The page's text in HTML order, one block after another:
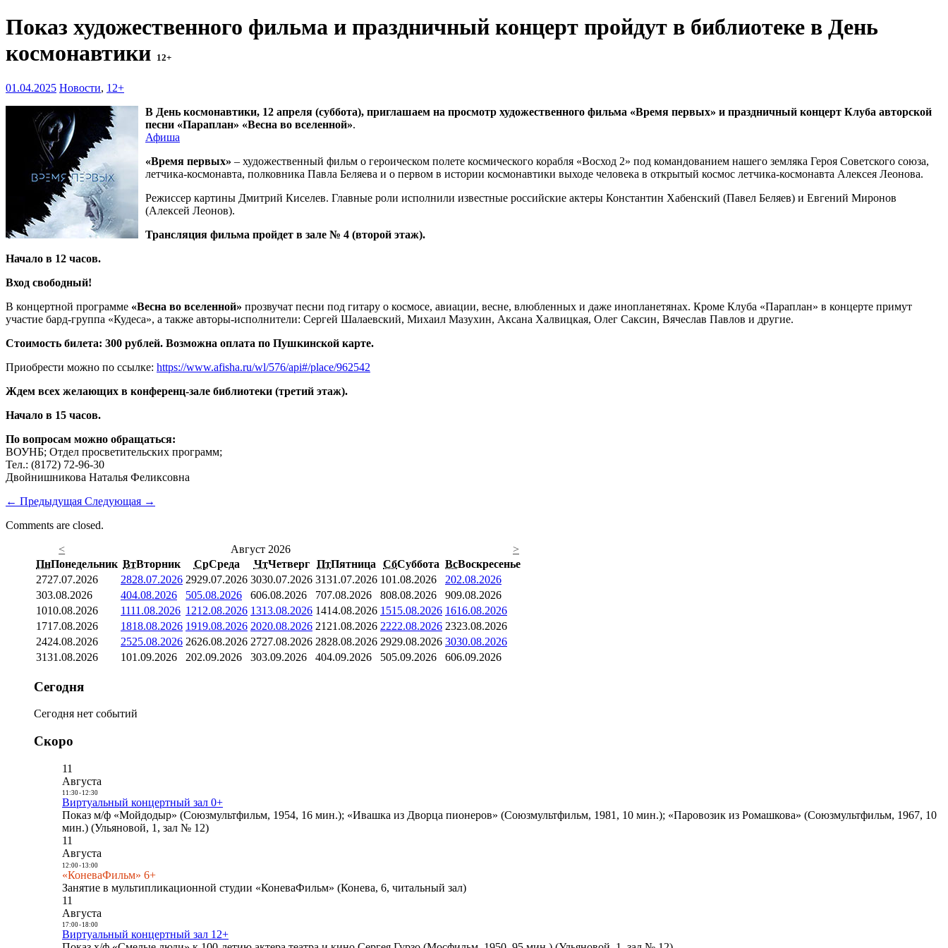
Показ художественного фильма и праздничный концерт пройдут в библиотеке в День
космонавтики 12+
01.04.2025 Новости, 12+
В День космонавтики, 12 апреля (суббота), приглашаем на просмотр художественного фильма «Время первых» и праздничный концерт Клуба авторской
песни «Параплан» «Весна во вселенной».
Афиша
«Время первых» – художественный фильм о героическом полете космического корабля «Восход 2» под командованием нашего земляка Героя Советского союза,
летчика-космонавта, полковника Павла Беляева и о первом в истории космонавтики выходе человека в открытый космос летчика-космонавта Алексея Леонова.
Режиссер картины Дмитрий Киселев. Главные роли исполнили известные российские актеры Константин Хабенский (Павел Беляев) и Евгений Миронов
(Алексей Леонов).
Трансляция фильма пройдет в зале № 4 (второй этаж).
Начало в 12 часов.
Вход свободный!
В концертной программе «Весна во вселенной» прозвучат песни под гитару о космосе, авиации, весне, влюбленных и даже инопланетянах. Кроме Клуба «Параплан» в концерте примут
участие бард-группа «Кудеса», а также авторы-исполнители: Сергей Шалаевский, Михаил Мазухин, Аксана Халвицкая, Олег Саксин, Вячеслав Павлов и другие.
Стоимость билета: 300 рублей. Возможна оплата по Пушкинской карте.
Приобрести можно по ссылке: https://www.afisha.ru/wl/576/api#/place/962542
Ждем всех желающих в конференц-зале библиотеки (третий этаж).
Начало в 15 часов.
По вопросам можно обращаться:
ВОУНБ; Отдел просветительских программ;
Тел.: (8172) 72-96-30
Двойнишникова Наталья Феликсовна
← Предыдущая Следующая →
Comments are closed.
<
Август 2026
>
ПнПонедельник ВтВторник СрСреда ЧтЧетверг ПтПятница СбСуббота ВсВоскресенье
2727.07.2026 2828.07.2026 2929.07.2026 3030.07.2026 3131.07.2026 101.08.2026 202.08.2026
303.08.2026 404.08.2026 505.08.2026 606.08.2026 707.08.2026 808.08.2026 909.08.2026
1010.08.2026 1111.08.2026 1212.08.2026 1313.08.2026 1414.08.2026 1515.08.2026 1616.08.2026
1717.08.2026 1818.08.2026 1919.08.2026 2020.08.2026 21 21.08.2026 2222.08.2026 2323.08.2026
2424.08.2026 2525.08.2026 2626.08.2026 2727.08.2026 2828.08.2026 2929.08.2026 3030.08.2026
3131.08.2026 101.09.2026 202.09.2026 303.09.2026 404.09.2026 505.09.2026 606.09.2026
Сегодня
Сегодня нет событий
Скоро
11
Августа
11:30- 12:30
Виртуальный концертный зал 0+
Показ м/ф «Мойдодыр» (Союзмультфильм, 1954, 16 мин.); «Ивашка из Дворца пионеров» (Союзмультфильм, 1981, 10 мин.); «Паровозик из Ромашкова» (Союзмультфильм, 1967, 10
мин.) (Ульяновой, 1, зал № 12)
11
Августа
12:00- 13:00
«КоневаФильм» 6+
Занятие в мультипликационной студии «КоневаФильм» (Конева, 6, читальный зал)
11
Августа
17:00- 18:00
Виртуальный концертный зал 12+